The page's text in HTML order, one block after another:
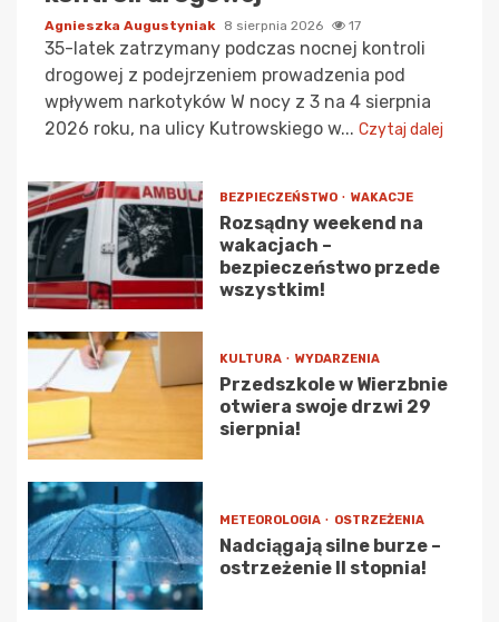
Agnieszka Augustyniak 8 sierpnia 2026 17
35-latek zatrzymany podczas nocnej kontroli
drogowej z podejrzeniem prowadzenia pod
wpływem narkotyków W nocy z 3 na 4 sierpnia
2026 roku, na ulicy Kutrowskiego w... Czytaj dalej
BEZPIECZEŃSTWO WAKACJE
Rozsądny weekend na
wakacjach –
bezpieczeństwo przede
wszystkim!
KULTURA WYDARZENIA
Przedszkole w Wierzbnie
otwiera swoje drzwi 29
sierpnia!
METEOROLOGIA OSTRZEŻENIA
Nadciągają silne burze –
ostrzeżenie II stopnia!